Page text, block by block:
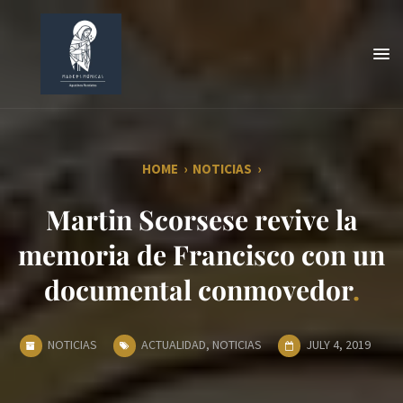
HOME › NOTICIAS ›
Martin Scorsese revive la
memoria de Francisco con un
documental conmovedor
NOTICIAS ACTUALIDAD, NOTICIAS JULY 4, 2019